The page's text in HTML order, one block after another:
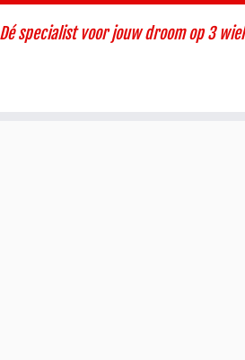
Dé specialist voor jouw droom op 3